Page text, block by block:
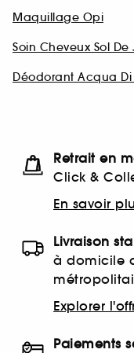
Maquillage Opi
Soin Cheveux Sol De
Déodorant Acqua Di
Retrait en
Click &
En savoir
Livraison
à domicile
Explorer
Paiements